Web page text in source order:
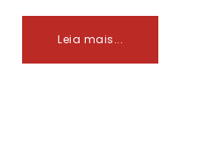
Leia mais...